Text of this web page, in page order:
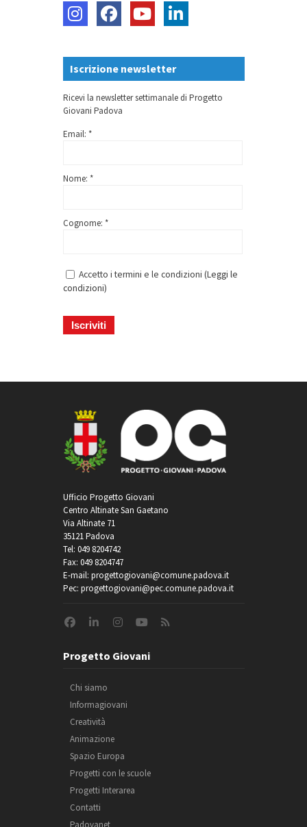
Iscrizione newsletter
Ricevi la newsletter settimanale di Progetto
Giovani Padova
Email: *
Nome: *
Cognome: *
Accetto i termini e le condizioni (Leggi le
condizioni)
Ufficio Progetto Giovani
Centro Altinate San Gaetano
Via Altinate 71
35121 Padova
Tel: 049 8204742
Fax: 049 8204747
E-mail: progettogiovani@comune.padova.it
Pec: progettogiovani@pec.comune.padova.it
Progetto Giovani
Chi siamo
Informagiovani
Creatività
Animazione
Spazio Europa
Progetti con le scuole
Progetti Interarea
Contatti